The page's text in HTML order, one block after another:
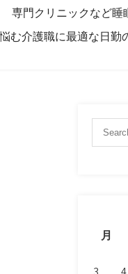
専門クリニックなど睡
む介護職に最適な日勤
月